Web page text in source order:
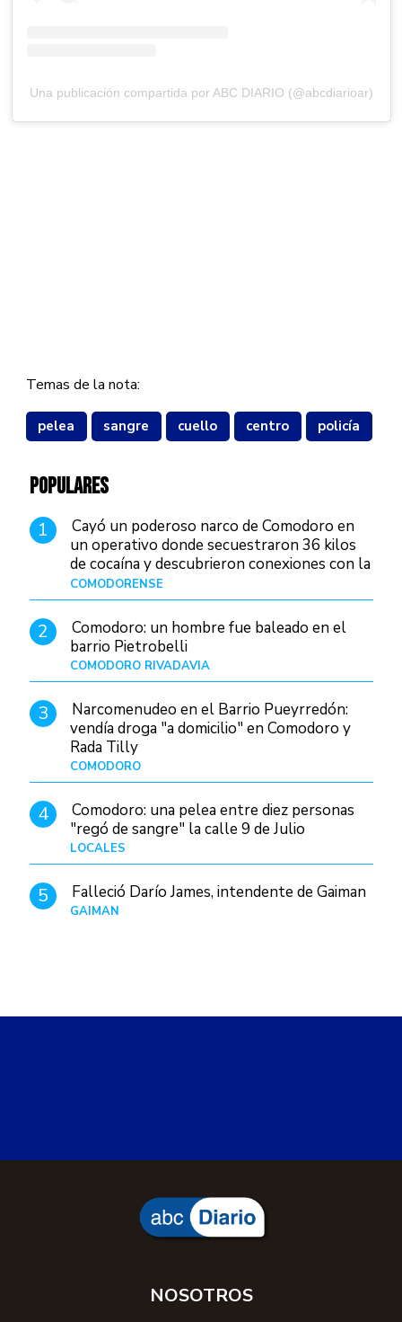
Una publicación compartida por ABC DIARIO (@abcdiarioar)
Temas de la nota:
pelea sangre cuello centro policía
POPULARES
1
Cayó un poderoso narco de Comodoro en
un operativo donde secuestraron 36 kilos
de cocaína y descubrieron conexiones con la
Patagonia
COMODORENSE
2
Comodoro: un hombre fue baleado en el
barrio Pietrobelli
COMODORO RIVADAVIA
3
Narcomenudeo en el Barrio Pueyrredón:
vendía droga "a domicilio" en Comodoro y
Rada Tilly
COMODORO
4
Comodoro: una pelea entre diez personas
"regó de sangre" la calle 9 de Julio
LOCALES
5 Falleció Darío James, intendente de Gaiman
GAIMAN
NOSOTROS